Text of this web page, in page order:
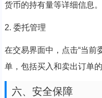
货币的持有量等详细信息。
2. 委托管理
在交易界面中，点击“当前
单，包括买入和卖出订单的
六、安全保障